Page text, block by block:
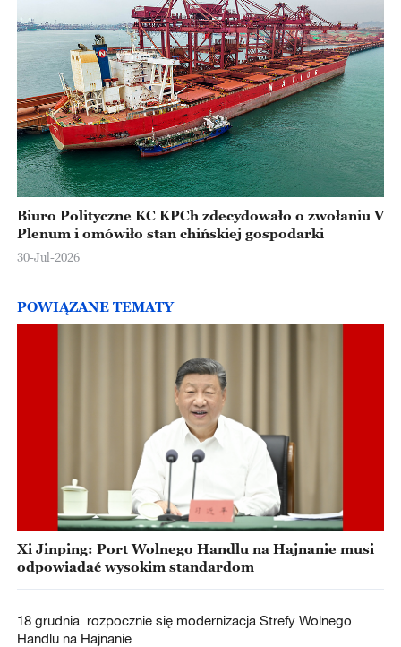
Biuro Polityczne KC KPCh zdecydowało o zwołaniu V
Plenum i omówiło stan chińskiej gospodarki
30-Jul-2026
POWIĄZANE TEMATY
Xi Jinping: Port Wolnego Handlu na Hajnanie musi
odpowiadać wysokim standardom
18 grudnia rozpocznie się modernizacja Strefy Wolnego
Handlu na Hajnanie